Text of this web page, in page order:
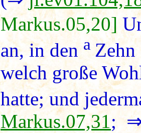
Markus.05,20]
an, in dena Zehn
welch große
hatte; und
Markus.07,31;